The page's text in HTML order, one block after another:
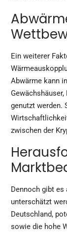
Ein weiterer
Abwärme kann
genutzt werden.
zwischen der
Dennoch gibt es
unterschätzt
Deutschland,
sowie die hohe